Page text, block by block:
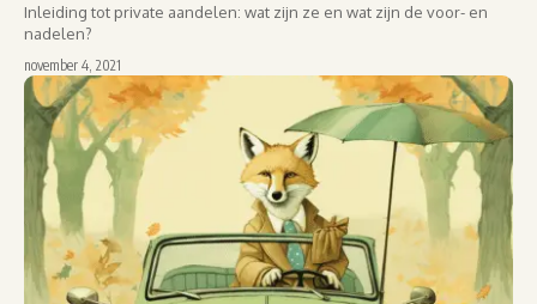
Inleiding tot private aandelen: wat zijn ze en wat zijn de voor- en
nadelen?
november 4, 2021